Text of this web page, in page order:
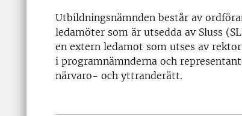
Utbildningsnämnden består av
ledamöter som är utsedda av Sluss
en extern ledamot som utses av
i programnämnderna och
närvaro- och yttranderätt.